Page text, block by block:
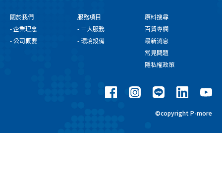
關於我們
- 企業理念
- 公司概要
服務項目
- 三大服務
- 環境設備
原料搜尋
百貿專欄
最新消息
常見問題
隱私權政策
©copyright P-more